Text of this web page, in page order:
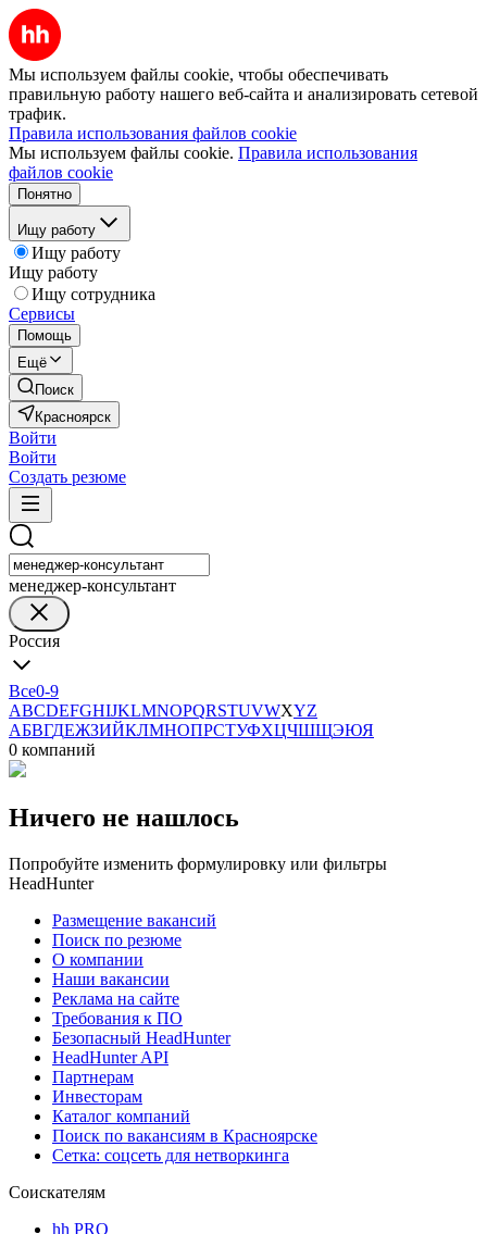
Мы используем файлы cookie, чтобы обеспечивать
правильную работу нашего веб-сайта и анализировать сетевой
трафик.
Правила использования файлов cookie
Мы используем файлы cookie. Правила использования
файлов cookie
Понятно
Ищу работу
Ищу работу
Ищу работу
Ищу сотрудника
Сервисы
Помощь
Ещё
Поиск
Красноярск
Войти
Войти
Создать резюме
менеджер-консультант
Россия
Все0-9
ABCDEFGHIJKLMNOPQRSTUVWXYZ
АБВГДЕЖЗИЙКЛМНОПРСТУФХЦЧШЩЭЮЯ
0 компаний
Ничего не нашлось
Попробуйте изменить формулировку или фильтры
HeadHunter
Размещение вакансий
Поиск по резюме
О компании
Наши вакансии
Реклама на сайте
Требования к ПО
Безопасный HeadHunter
HeadHunter API
Партнерам
Инвесторам
Каталог компаний
Поиск по вакансиям в Красноярске
Сетка: соцсеть для нетворкинга
Соискателям
hh PRO